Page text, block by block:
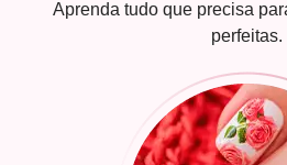
Aprenda tudo que precisa
perfeitas.